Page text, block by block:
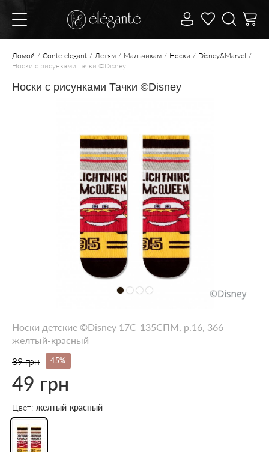
Домой Conte-elegant Детям Мальчикам Носки
Disney&Marvel
Носки с рисунками Тачки ©Disney
Носки с рисунками Тачки ©Disney
Носки детские ©Disney 17С-135СПМ, р.16, 366
желтый-красный
89 грн
45%
49 грн
Цвет: желтый-красный